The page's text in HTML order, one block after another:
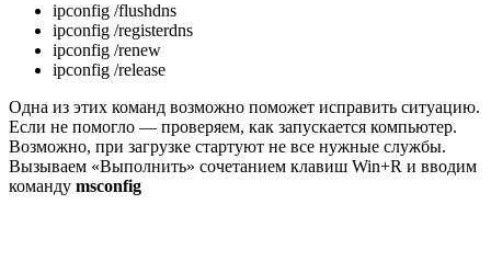
ipconfig /flushdns
ipconfig /registerdns
ipconfig /renew
ipconfig /release
Одна из этих команд возможно поможет исправить ситуацию.
Если не помогло — проверяем, как запускается компьютер.
Возможно, при загрузке стартуют не все нужные службы.
Вызываем «Выполнить» сочетанием клавиш Win+R и вводим
команду msconfig